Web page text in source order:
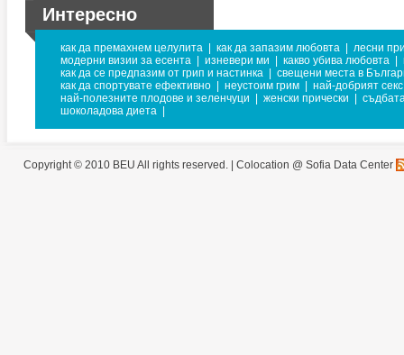
Интересно
как да премахнем целулита как да запазим любовта
лесни
модерни визии за есента
изневери ми какво убива любовта
как да се предпазим от грип и настинка
свещени места в
как да спортувате ефективно
неустоим грим
най-добрият секс
най-полезните плодове и зеленчуци
женски прически
шоколадова диета
Copyright © 2010 BEU All rights reserved. | Colocation @ Sofia Data Center